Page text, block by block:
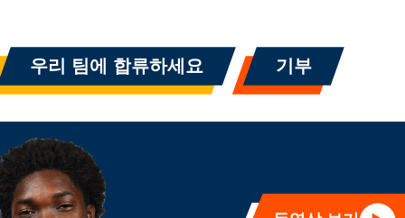
우리 팀에 합류하세요 기부